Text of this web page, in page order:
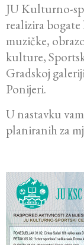
JU Kulturno-
realizira
muzičke,
kulture,
Gradskoj
Ponijeri.
U nastavku
planiranih za